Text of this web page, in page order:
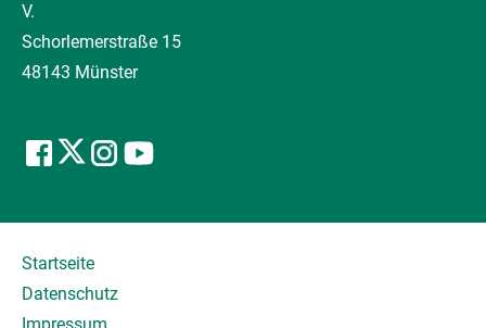
V.
Schorlemerstraße 15
48143 Münster
Startseite
Datenschutz